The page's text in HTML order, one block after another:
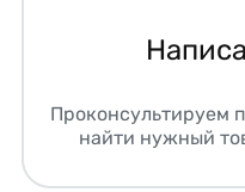
Проконсультируем
найти нужный